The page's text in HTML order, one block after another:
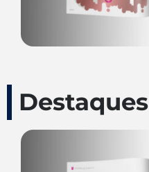
Destaques